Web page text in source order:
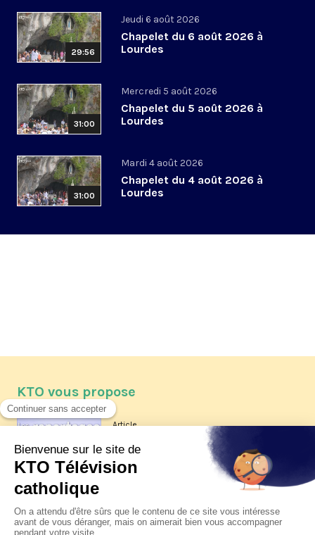
29:56
Jeudi 6 août 2026
Chapelet du 6 août 2026 à
Lourdes
31:00
Mercredi 5 août 2026
Chapelet du 5 août 2026 à
Lourdes
31:00
Mardi 4 août 2026
Chapelet du 4 août 2026 à
Lourdes
KTO vous propose
Article
Les reportages d'été 2026 de KTO
La visite pastorale du pape Léon
XIV à Assise à suivre sur KTO le
jeudi 6 août